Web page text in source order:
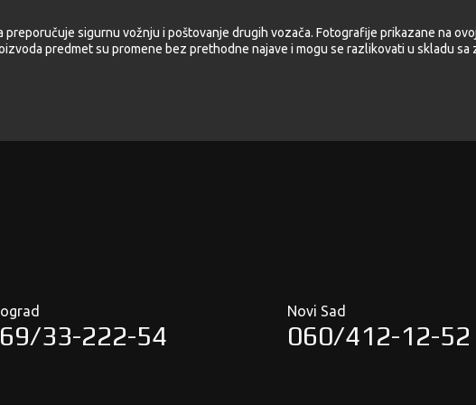
preporučuje sigurnu vožnju i poštovanje drugih vozača. Fotografije prikazane na
predmet su promene bez prethodne najave i mogu se razlikovati u skladu sa
33-222-54
Novi Sad
060/412-12-52